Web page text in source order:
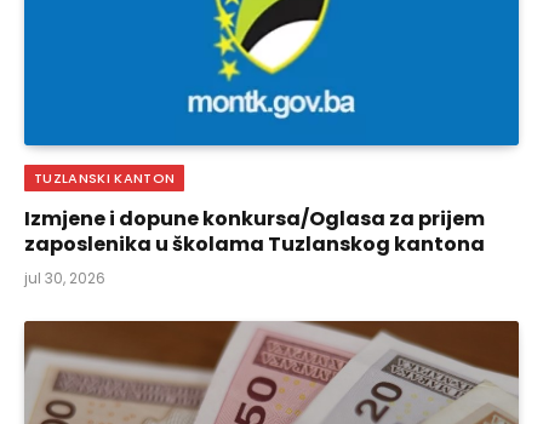
TUZLANSKI KANTON
Izmjene i dopune konkursa/Oglasa za prijem
zaposlenika u školama Tuzlanskog kantona
jul 30, 2026